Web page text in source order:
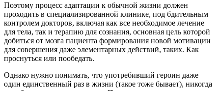
Поэтому процесс адаптации к обычной жизни должен
проходить в специализированной клинике, под бдительным
контролем докторов, включая как все необходимое лечение
для тела, так и терапию для сознания, основная цель которой
добиться от мозга пациента формирования новой мотивации
для совершения даже элементарных действий, таких. Как
проснуться или пообедать.
Однако нужно понимать, что употребивший героин даже
один единственный раз в жизни (такое тоже бывает), никогда